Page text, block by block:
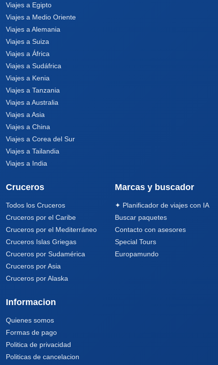
Viajes a Egipto
Viajes a Medio Oriente
Viajes a Alemania
Viajes a Suiza
Viajes a África
Viajes a Sudáfrica
Viajes a Kenia
Viajes a Tanzania
Viajes a Australia
Viajes a Asia
Viajes a China
Viajes a Corea del Sur
Viajes a Tailandia
Viajes a India
Cruceros
Todos los Cruceros
Cruceros por el Caribe
Cruceros por el Mediterráneo
Cruceros Islas Griegas
Cruceros por Sudamérica
Cruceros por Asia
Cruceros por Alaska
Marcas y buscador
✦ Planificador de viajes con IA
Buscar paquetes
Contacto con asesores
Special Tours
Europamundo
Informacion
Quienes somos
Formas de pago
Politica de privacidad
Politicas de cancelacion